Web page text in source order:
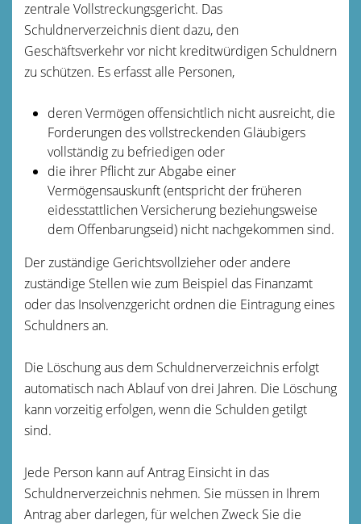
zentrale Vollstreckungsgericht. Das
Schuldnerverzeichnis dient dazu, den
Geschäftsverkehr vor nicht kreditwürdigen Schuldnern
zu schützen. Es erfasst alle Personen,
deren Vermögen offensichtlich nicht ausreicht, die
Forderungen des vollstreckenden Gläubigers
vollständig zu befriedigen oder
die ihrer Pflicht zur Abgabe einer
Vermögensauskunft (entspricht der früheren
eidesstattlichen Versicherung beziehungsweise
dem Offenbarungseid) nicht nachgekommen sind.
Der zuständige Gerichtsvollzieher oder andere
zuständige Stellen wie zum Beispiel das Finanzamt
oder das Insolvenzgericht ordnen die Eintragung eines
Schuldners an.
Die Löschung aus dem Schuldnerverzeichnis erfolgt
automatisch nach Ablauf von drei Jahren. Die Löschung
kann vorzeitig erfolgen, wenn die Schulden getilgt
sind.
Jede Person kann auf Antrag Einsicht in das
Schuldnerverzeichnis nehmen. Sie müssen in Ihrem
Antrag aber darlegen, für welchen Zweck Sie die